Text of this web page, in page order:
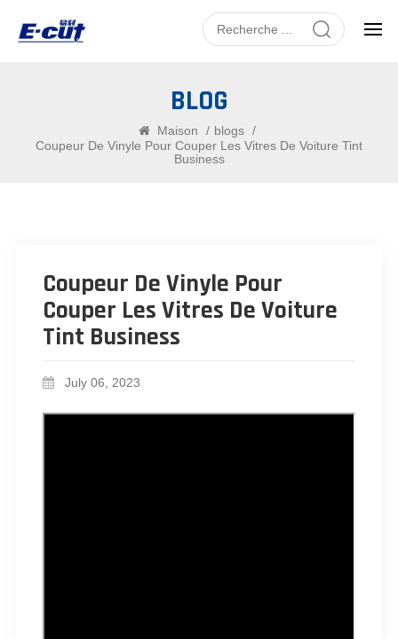
BLOG
Maison / blogs /
Coupeur De Vinyle Pour Couper Les Vitres De Voiture Tint
Business
Coupeur De Vinyle Pour
Couper Les Vitres De Voiture
Tint Business
July 06, 2023